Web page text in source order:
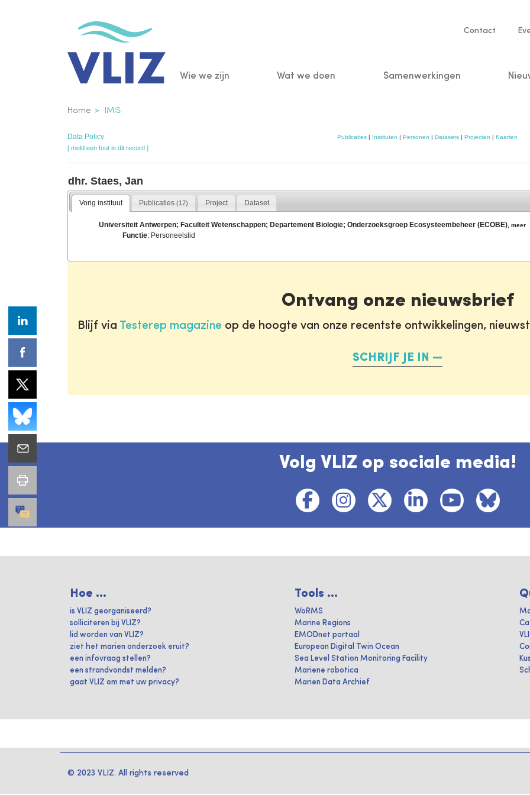
Service
Contact
Main
Wie we zijn Wat we doen Samenwerkingen
Kruimelpad
Home IMIS
Data Policy Publicaties| Instituten | Personen | Datasets| Projecten | Kaarten
[ meld een fout in dit record ]
dhr. Staes, Jan
Vorig instituut Publicaties(17) Project Dataset
Universiteit Antwerpen; Faculteit Wetenschappen; Departement Biologie; Onderzoeksgroep Ecosysteembeheer (ECOBE) ,meer
Functie: Personeelslid
Ontvang onze nieuwsbrief
Blijf via Testerep magazine op de hoogte van onze recentste ontwikkelingen,
SCHRIJF JE IN
Volg VLIZ op sociale media!
Hoe ...
is VLIZ georganiseerd?
solliciteren bij VLIZ?
lid worden van VLIZ?
ziet het marien onderzoek eruit?
een infovraag stellen?
een strandvondst melden?
gaat VLIZ om met uw privacy?
Tools ...
WoRMS
Marine Regions
EMODnet portaal
European Digital Twin Ocean
Sea Level Station Monitoring Facility
Mariene robotica
Marien Data Archief
© 2023 VLIZ. All rights reserved